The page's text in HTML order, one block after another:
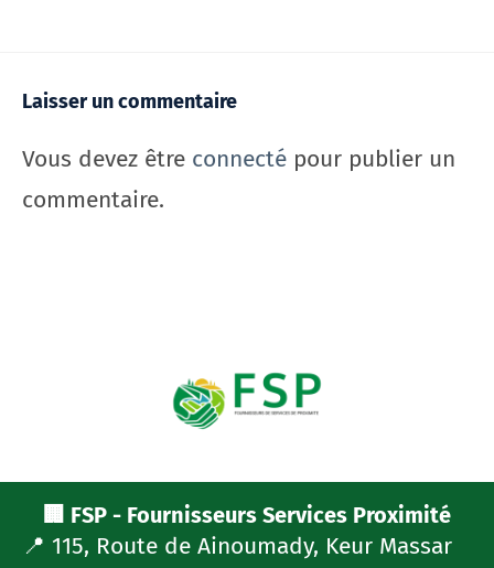
Laisser un commentaire
Vous devez être connecté pour publier un
commentaire.
🏢 FSP - Fournisseurs Services Proximité
📍 115, Route de Ainoumady, Keur Massar